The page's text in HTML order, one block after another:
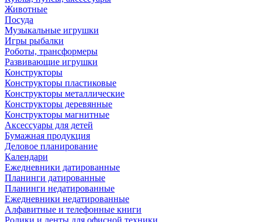
Животные
Посуда
Музыкальные игрушки
Игры рыбалки
Роботы, трансформеры
Развивающие игрушки
Конструкторы
Конструкторы пластиковые
Конструкторы металлические
Конструкторы деревянные
Конструкторы магнитные
Аксессуары для детей
Бумажная продукция
Деловое планирование
Календари
Ежедневники датированные
Планинги датированные
Планинги недатированные
Ежедневники недатированные
Алфавитные и телефонные книги
Ролики и ленты для офисной техники